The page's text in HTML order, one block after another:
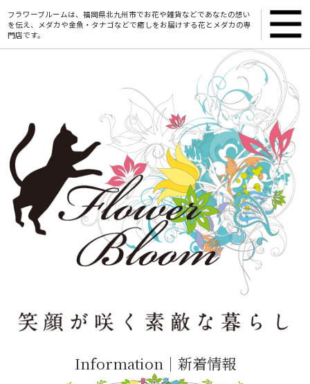
フラワーブルームは、福岡県北九州市でお花や雑貨などであなたの想い
を伝え、メダカや金魚・タナゴなどで癒しをお届けする花とメダカの専
門店です。
Information｜新着情報